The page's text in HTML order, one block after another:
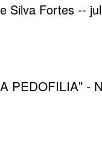
Silva Fortes --
PEDOFILIA" -